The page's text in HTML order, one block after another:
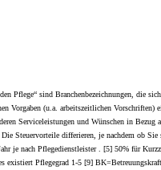
Pflege“ sind Branchenbezeichnungen,
Vorgaben (u.a. arbeitszeitlichen
Serviceleistungen und Wünschen in
Steuervorteile differieren, je nachdem ob
je nach Pflegedienstleister . [5] 50% für
existiert Pflegegrad 1-5 [9]